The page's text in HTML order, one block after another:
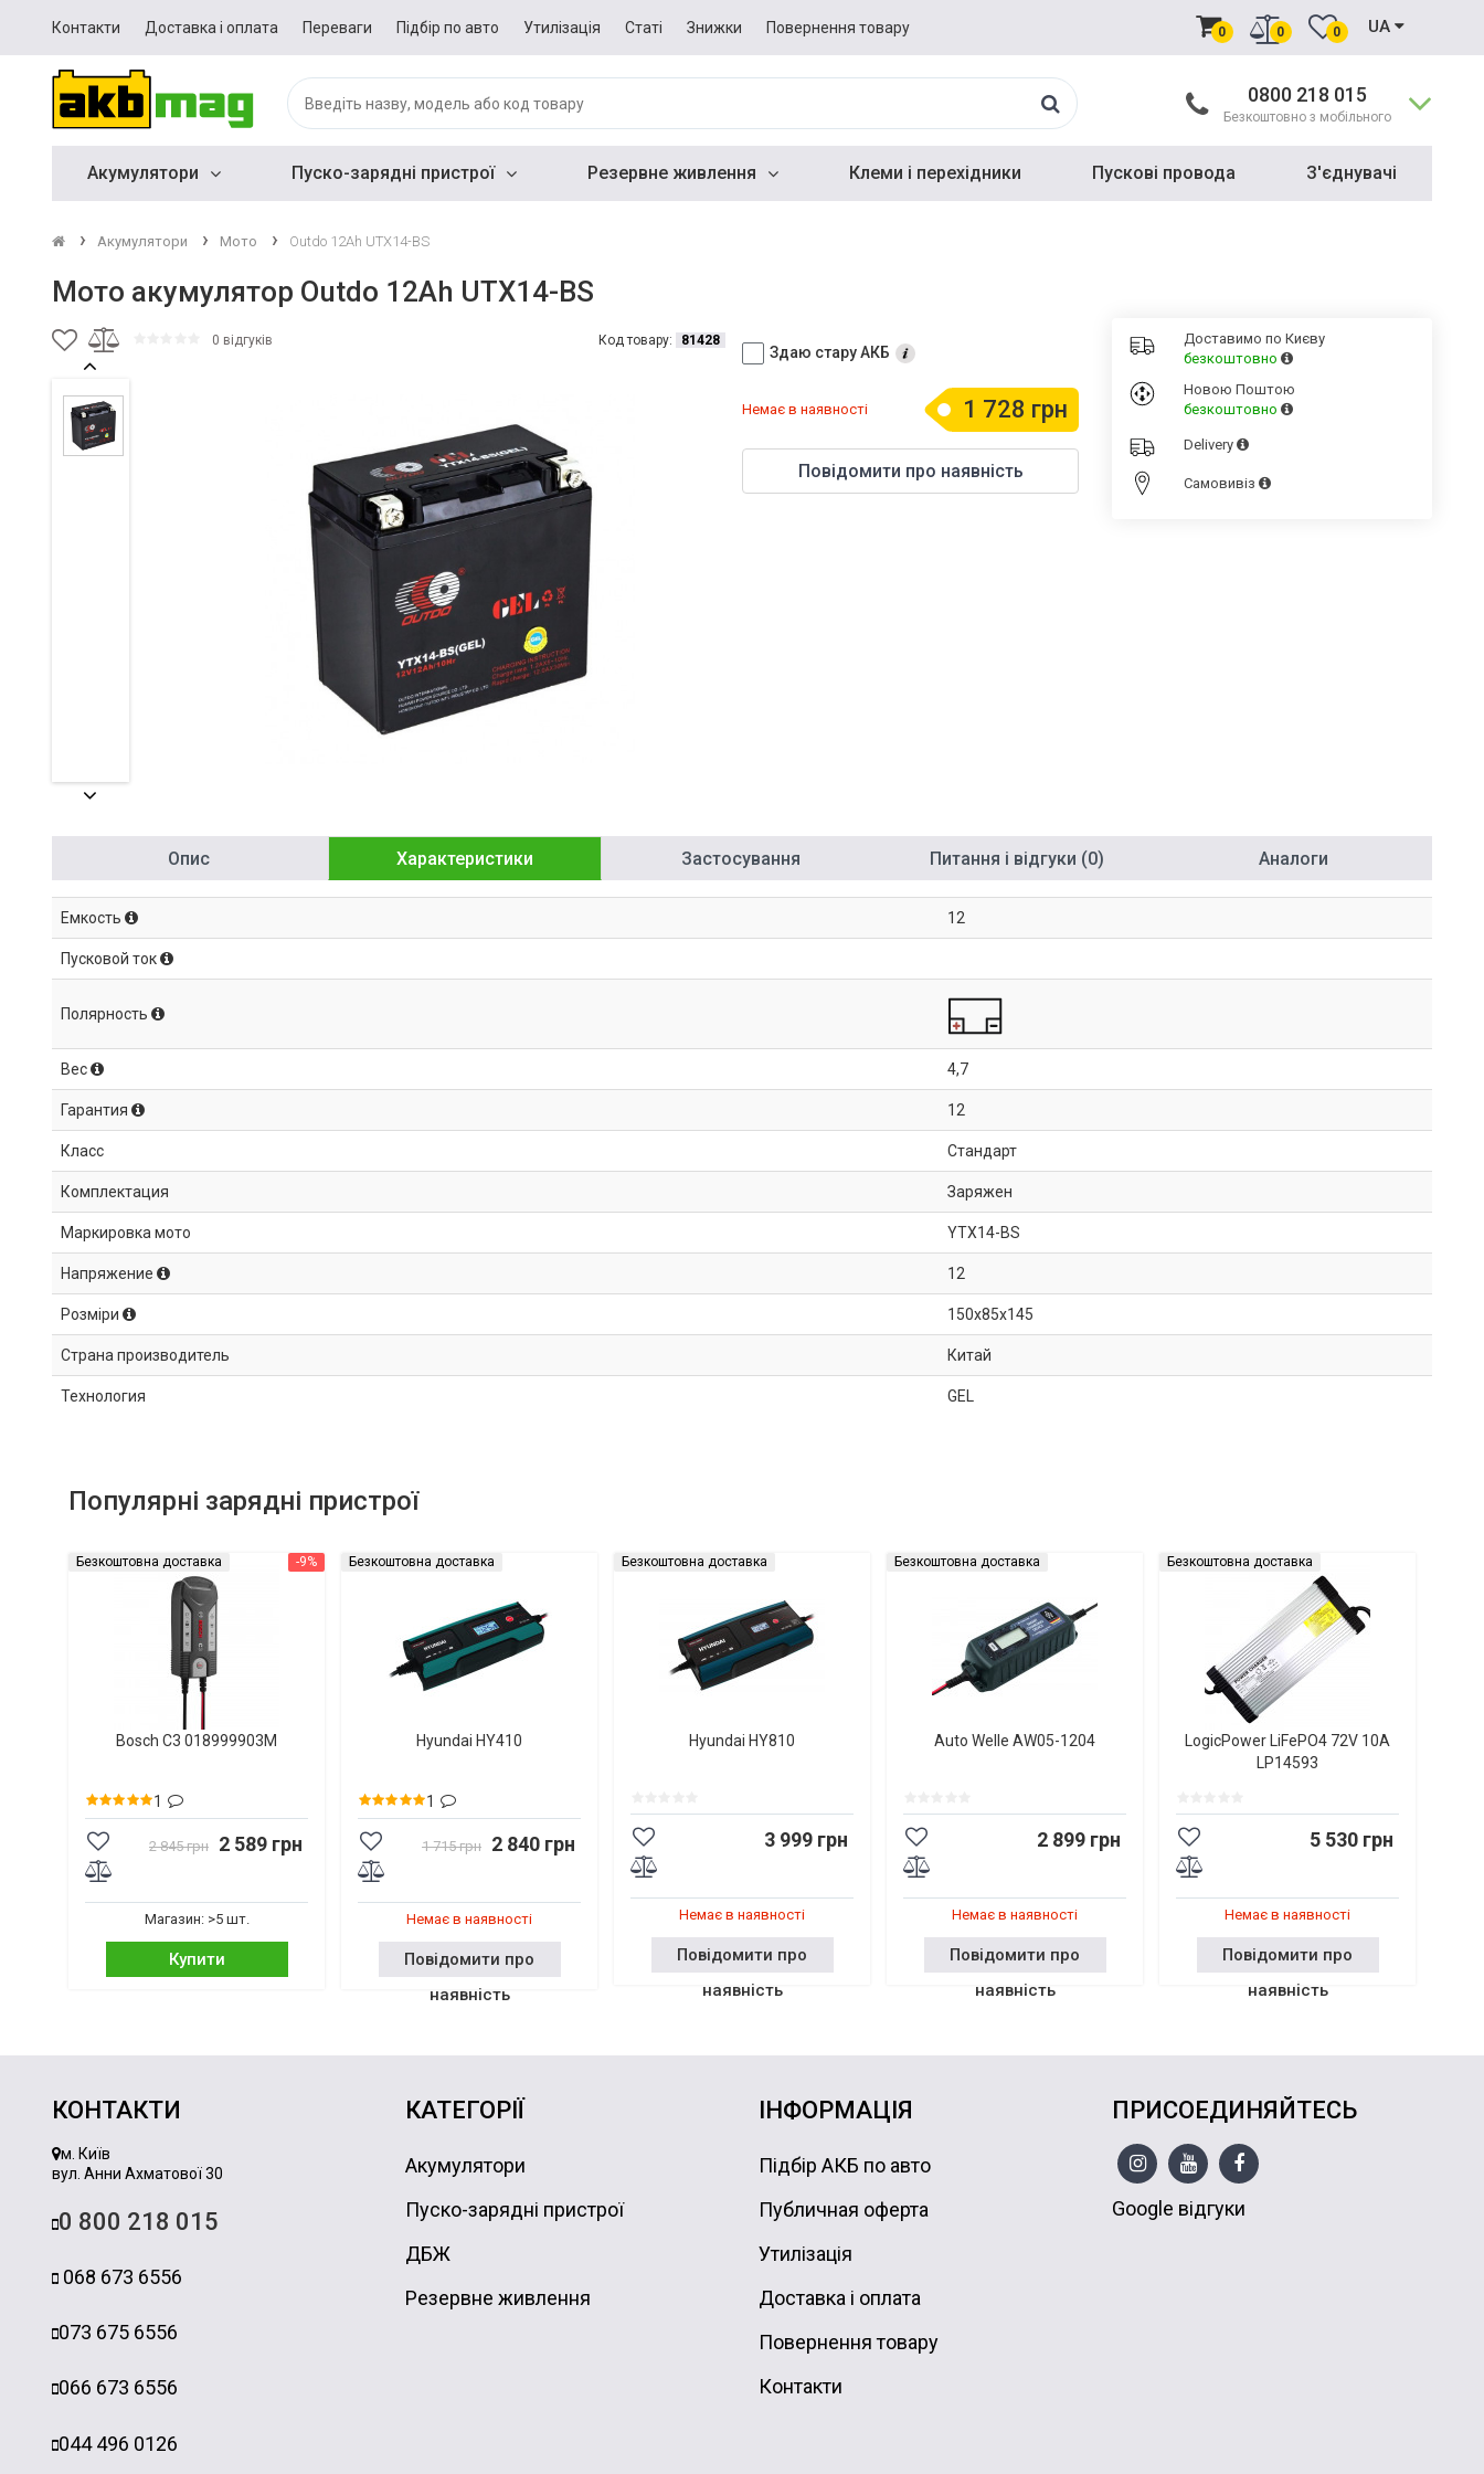
Контакти Доставка і оплата Переваги Підбір по авто Утилізація Статі Знижки Повернення товару 0 0 0 UA
0800 218 015
Безкоштовно з мобільного
Акумулятори Пуско-зарядні пристрої Резервне живлення Клеми і перехідники Пускові провода З'єднувачі
Акумулятори Мото Outdo 12Ah UTX14-BS
Мото акумулятор Outdo 12Ah UTX14-BS
0 відгуків Код товару: 81428
Здаю стару АКБ
1 728 грн
Немає в наявності
Повідомити про наявність
Доставимо по Києву
безкоштовно
Новою Поштою
безкоштовно
Delivery
Cамовивіз
Опис Характеристики Застосування Питання і відгуки (0) Аналоги
Емкость 12
Пусковой ток
Полярность
Вес 4,7
Гарантия 12
Класс Стандарт
Комплектация Заряжен
Маркировка мото YTX14-BS
Напряжение 12
Розміри 150x85x145
Страна производитель Китай
Технология GEL
Популярні зарядні пристрої
-9%
Безкоштовна доставка
Bosch C3 018999903M
1
2 845 грн 2 589 грн
Магазин: >5 шт.
Купити
Безкоштовна доставка
Hyundai HY410
1
1 715 грн 2 840 грн
Немає в наявності
Повідомити про
наявність
Безкоштовна доставка
Hyundai HY810
3 999 грн
Немає в наявності
Повідомити про
наявність
Безкоштовна доставка
Auto Welle AW05-1204
2 899 грн
Немає в наявності
Повідомити про
наявність
Безкоштовна доставка
LogicPower LiFePO4 72V 10A
LP14593
5 530 грн
Немає в наявності
Повідомити про
наявність
КОНТАКТИ
м. Київ
вул. Анни Ахматової 30
0 800 218 015
068 673 6556
073 675 6556
066 673 6556
044 496 0126
КАТЕГОРІЇ
Акумулятори
Пуско-зарядні пристрої
ДБЖ
Резервне живлення
ІНФОРМАЦІЯ
Підбір АКБ по авто
Публичная оферта
Утилізація
Доставка і оплата
Повернення товару
Контакти
ПРИСОЕДИНЯЙТЕСЬ
Google відгуки